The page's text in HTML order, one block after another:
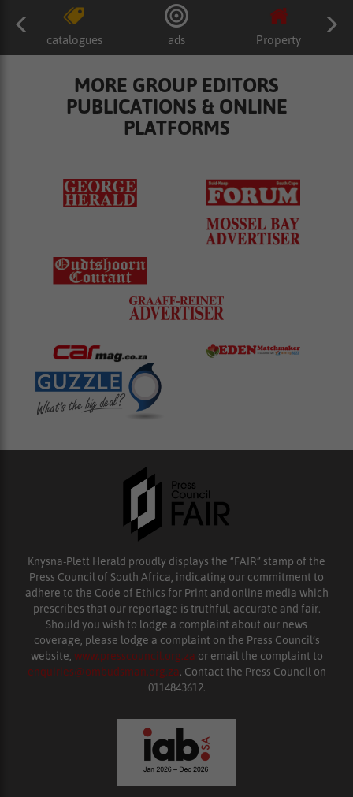
catalogues ads Property
MORE GROUP EDITORS
PUBLICATIONS & ONLINE
PLATFORMS
Knysna-Plett Herald proudly displays the “FAIR” stamp of the
Press Council of South Africa, indicating our commitment to
adhere to the Code of Ethics for Print and online media which
prescribes that our reportage is truthful, accurate and fair.
Should you wish to lodge a complaint about our news
coverage, please lodge a complaint on the Press Council’s
website, www.presscouncil.org.za or email the complaint to
enquiries@ombudsman.org.za. Contact the Press Council on
0114843612.